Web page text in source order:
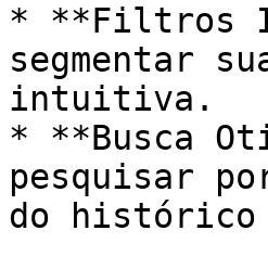
* **Filtros
segmentar
intuitiva.
* **Busca
pesquisar
do histórico